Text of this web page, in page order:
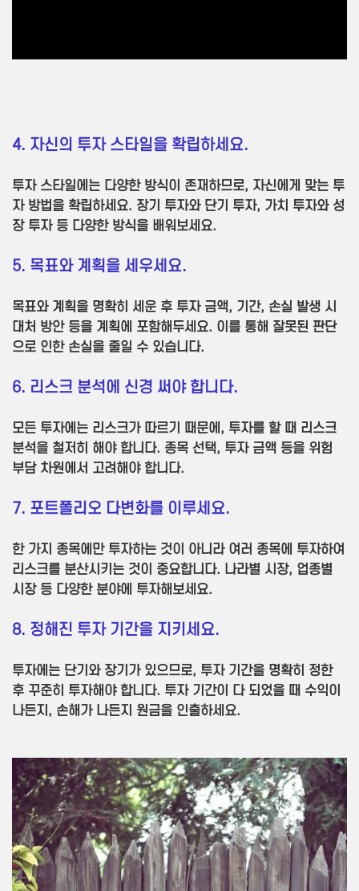
4. 자신의 투자 스타일을 확립하세요.
투자 스타일에는 다양한 방식이 존재하므로, 자신에게 맞는 투
자 방법을 확립하세요. 장기 투자와 단기 투자, 가치 투자와 성
장 투자 등 다양한 방식을 배워보세요.
5. 목표와 계획을 세우세요.
목표와 계획을 명확히 세운 후 투자 금액, 기간, 손실 발생 시
대처 방안 등을 계획에 포함해두세요. 이를 통해 잘못된 판단
으로 인한 손실을 줄일 수 있습니다.
6. 리스크 분석에 신경 써야 합니다.
모든 투자에는 리스크가 따르기 때문에 , 투자를 할 때 리스크
분석을 철저히 해야 합니다. 종목 선택, 투자 금액 등을 위험
부담 차원에서 고려해야 합니다.
7. 포트폴리오 다변화를 이루세요.
한 가지 종목에만 투자하는 것이 아니라 여러 종목에 투자하여
리스크를 분산시키는 것이 중요합니다. 나라별 시장, 업종별
시장 등 다양한 분야에 투자해보세요.
8. 정해진 투자 기간을 지키세요.
투자에는 단기와 장기가 있으므로, 투자 기간을 명확히 정한
후 꾸준히 투자해야 합니다. 투자 기간이 다 되었을 때 수익이
나든지, 손해가 나든지 원금을 인출하세요.